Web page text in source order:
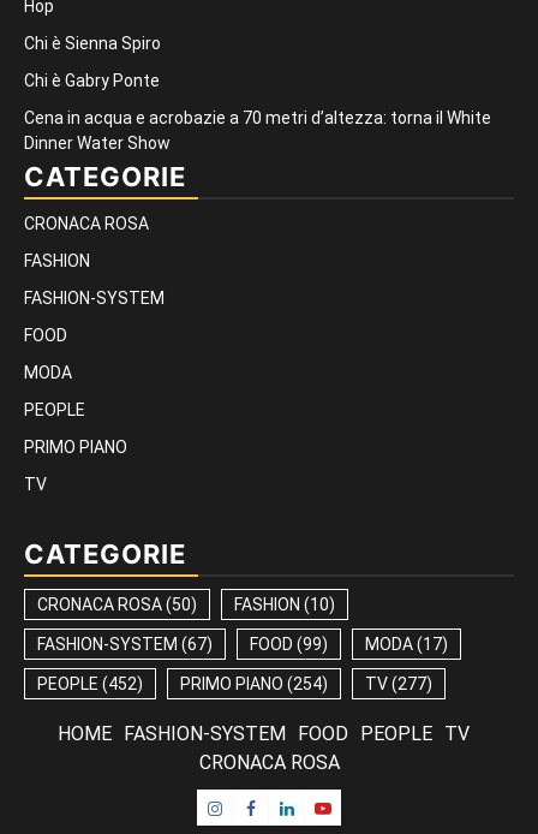
Hop
Chi è Sienna Spiro
Chi è Gabry Ponte
Cena in acqua e acrobazie a 70 metri d’altezza: torna il White
Dinner Water Show
CATEGORIE
CRONACA ROSA
FASHION
FASHION-SYSTEM
FOOD
MODA
PEOPLE
PRIMO PIANO
TV
CATEGORIE
CRONACA ROSA(50) FASHION (10)
FASHION-SYSTEM (67) FOOD (99) MODA(17)
PEOPLE (452) PRIMO PIANO (254) TV(277)
HOME FASHION-SYSTEM FOOD PEOPLE
TV
CRONACA ROSA
Instagram
Facebook
LinkedinYoutube